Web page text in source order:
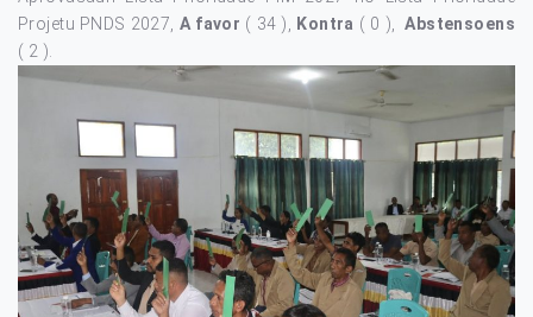
Projetu PNDS 2027, A favor ( 34 ), Kontra ( 0 ),Abstensoens
( 2 ).